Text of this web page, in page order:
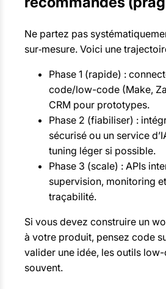
Ne partez pas
sur‑mesure. Voici une
Phase 1 (rapide) :
code/low-code (Make,
CRM pour prototypes.
Phase 2 (fiabiliser) :
sécurisé ou un service
tuning léger si possible.
Phase 3 (scale) : APIs
supervision, monitoring
traçabilité.
Si vous devez construire un
à votre produit, pensez code
valider une idée, les outils
souvent.